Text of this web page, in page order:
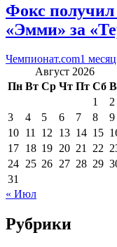
Фокс
«Эмми» за
Чемпионат.com1
Август 2026
Пн Вт Ср Чт Пт Сб
1
2
3
4 5 6 7 8
9
10 11 12 13 14 15
17 18 19 20 21 22
24 25 26 27 28 29
31
« Июл
Рубрики